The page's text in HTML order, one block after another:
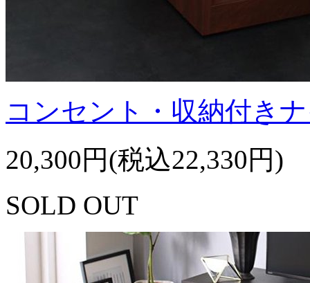
コンセント・収納付き
20,300円(税込22,330円)
SOLD OUT